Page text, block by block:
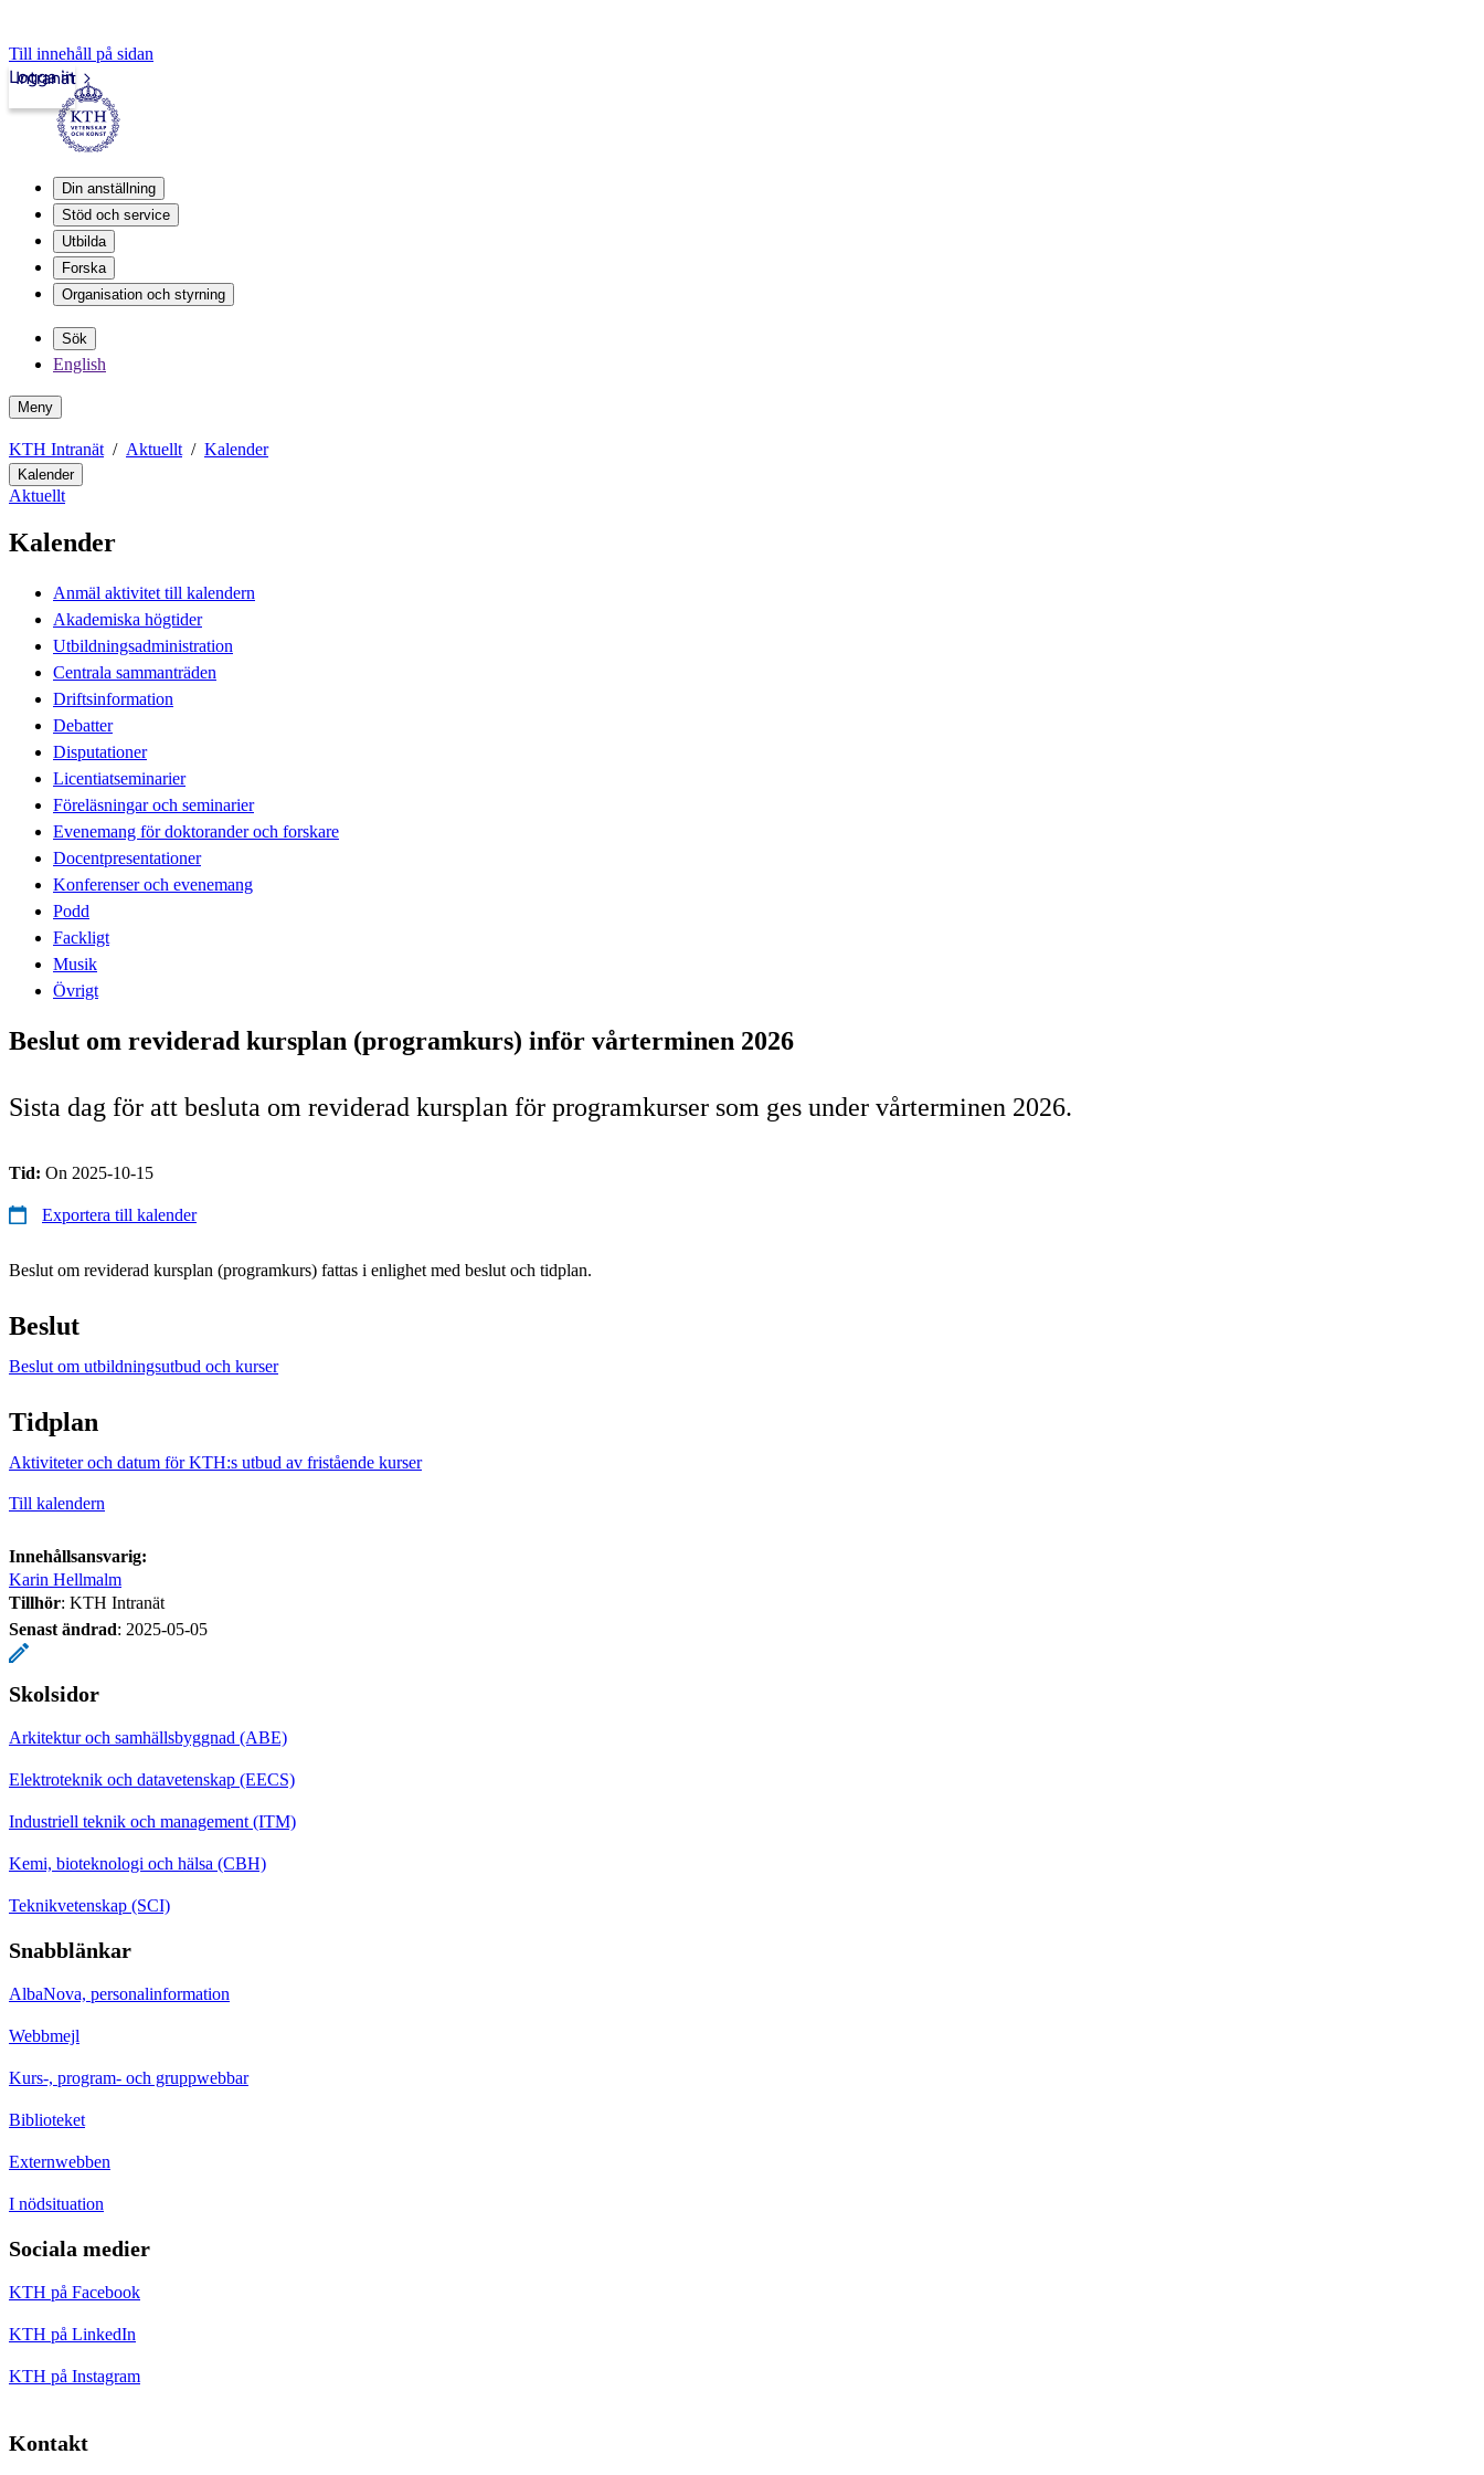
Till innehåll på sidan
Intranät
Logga in
Din anställning
Stöd och service
Utbilda
Forska
Organisation och styrning
Sök
English
Meny
KTH Intranät Aktuellt Kalender
Kalender
Aktuellt
Kalender
Anmäl aktivitet till kalendern
Akademiska högtider
Utbildningsadministration
Centrala sammanträden
Driftsinformation
Debatter
Disputationer
Licentiatseminarier
Föreläsningar och seminarier
Evenemang för doktorander och forskare
Docentpresentationer
Konferenser och evenemang
Podd
Fackligt
Musik
Övrigt
Beslut om reviderad kursplan (programkurs) inför vårterminen 2026
Sista dag för att besluta om reviderad kursplan för programkurser som ges under vårterminen 2026.
Tid: On 2025-10-15
Exportera till kalender
Beslut om reviderad kursplan (programkurs) fattas i enlighet med beslut och tidplan.
Beslut
Beslut om utbildningsutbud och kurser
Tidplan
Aktiviteter och datum för KTH:s utbud av fristående kurser
Till kalendern
Innehållsansvarig:
Karin Hellmalm
Tillhör: KTH Intranät
Senast ändrad: 2025-05-05
Skolsidor
Arkitektur och samhällsbyggnad (ABE)
Elektroteknik och datavetenskap (EECS)
Industriell teknik och management (ITM)
Kemi, bioteknologi och hälsa (CBH)
Teknikvetenskap (SCI)
Snabblänkar
AlbaNova, personalinformation
Webbmejl
Kurs-, program- och gruppwebbar
Biblioteket
Externwebben
I nödsituation
Sociala medier
KTH på Facebook
KTH på LinkedIn
KTH på Instagram
Kontakt